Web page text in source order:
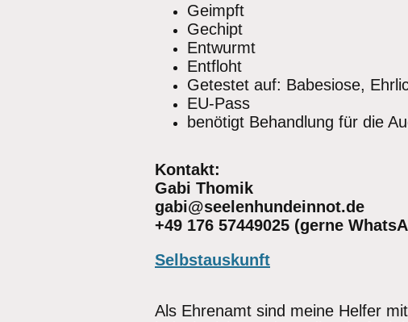
Geimpft
Gechipt
Entwurmt
Entfloht
Getestet auf: Babesiose,
EU-Pass
benötigt Behandlung für die
Kontakt:
Gabi Thomik
gabi@seelenhundeinnot.de
+49 176 57449025 (gerne
Selbstauskunft
Als Ehrenamt sind meine Helfer